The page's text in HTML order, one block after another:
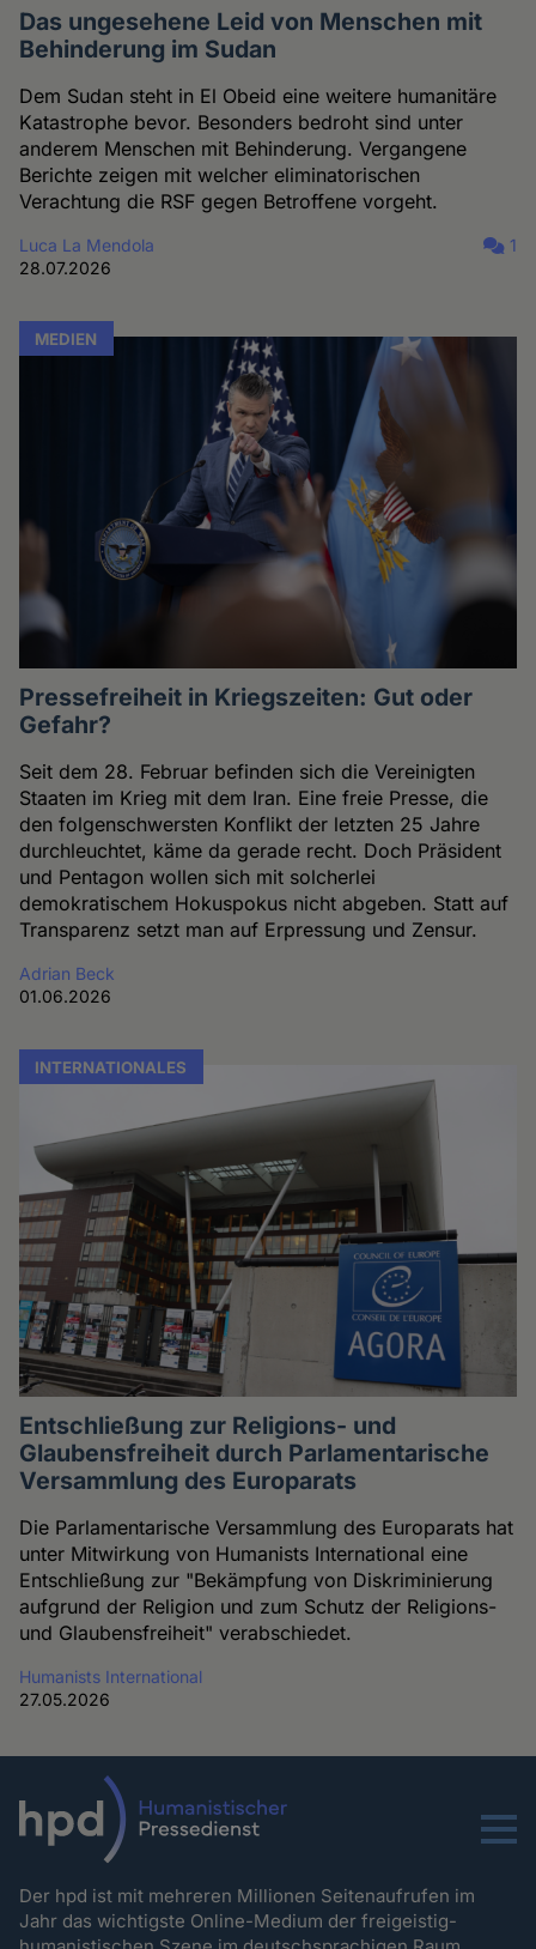
Das ungesehene Leid von Menschen mit
Behinderung im Sudan
Dem Sudan steht in El Obeid eine weitere humanitäre
Katastrophe bevor. Besonders bedroht sind unter
anderem Menschen mit Behinderung. Vergangene
Berichte zeigen mit welcher eliminatorischen
Verachtung die RSF gegen Betroffene vorgeht.
Luca La Mendola
28.07.2026
1
MEDIEN
Pressefreiheit in Kriegszeiten: Gut oder
Gefahr?
Seit dem 28. Februar befinden sich die Vereinigten
Staaten im Krieg mit dem Iran. Eine freie Presse, die
den folgenschwersten Konflikt der letzten 25 Jahre
durchleuchtet, käme da gerade recht. Doch Präsident
und Pentagon wollen sich mit solcherlei
demokratischem Hokuspokus nicht abgeben. Statt auf
Transparenz setzt man auf Erpressung und Zensur.
Adrian Beck
01.06.2026
INTERNATIONALES
Entschließung zur Religions- und
Glaubensfreiheit durch Parlamentarische
Versammlung des Europarats
Die Parlamentarische Versammlung des Europarats hat
unter Mitwirkung von Humanists International eine
Entschließung zur "Bekämpfung von Diskriminierung
aufgrund der Religion und zum Schutz der Religions-
und Glaubensfreiheit" verabschiedet.
Humanists International
27.05.2026
Menu
Der hpd ist mit mehreren Millionen Seitenaufrufen im
Jahr das wichtigste Online-Medium der freigeistig-